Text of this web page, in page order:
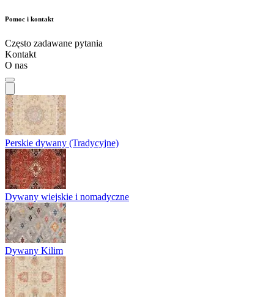
Pomoc i kontakt
Często zadawane pytania
Kontakt
O nas
Perskie dywany (Tradycyjne)
Dywany wiejskie i nomadyczne
Dywany Kilim